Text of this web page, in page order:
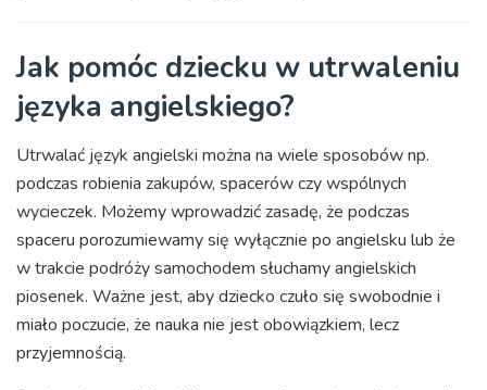
Jak pomóc dziecku w utrwaleniu
języka angielskiego?
Utrwalać język angielski można na wiele sposobów np.
podczas robienia zakupów, spacerów czy wspólnych
wycieczek. Możemy wprowadzić zasadę, że podczas
spaceru porozumiewamy się wyłącznie po angielsku lub że
w trakcie podróży samochodem słuchamy angielskich
piosenek. Ważne jest, aby dziecko czuło się swobodnie i
miało poczucie, że nauka nie jest obowiązkiem, lecz
przyjemnością.